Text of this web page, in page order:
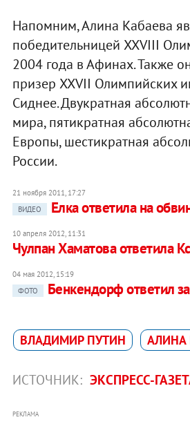
Напомним, Алина Кабаева
победительницей XXVIII
2004 года в Афинах. Также
призер XXVII Олимпийских
Сиднее. Двукратная
мира, пятикратная
Европы, шестикратная
России.
21 ноября 2011, 17:27
ВИДЕО
Елка ответила на
10 апреля 2012, 11:31
Чулпан Хаматова ответила
04 мая 2012, 15:19
ФОТО
Бенкендорф ответил
ВЛАДИМИР ПУТИН АЛИНА
ИСТОЧНИК: ЭКСПРЕСС-
РЕКЛАМА